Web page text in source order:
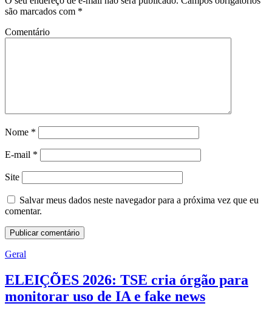
são marcados com *
Comentário
Nome *
E-mail *
Site
Salvar meus dados neste navegador para a próxima vez que eu
comentar.
Geral
ELEIÇÕES 2026: TSE cria órgão para
monitorar uso de IA e fake news